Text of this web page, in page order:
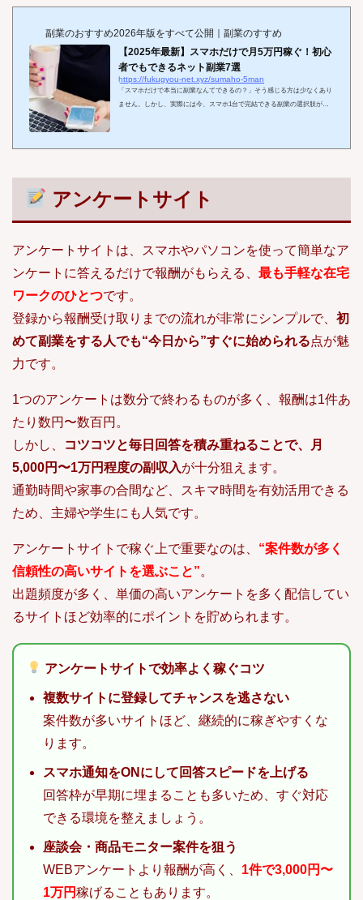
副業のおすすめ2026年版をすべて公開｜副業のすすめ
【2025年最新】スマホだけで月5万円稼ぐ！初心
者でもできるネット副業7選
https://fukugyou-net.xyz/sumaho-5man
「スマホだけで本当に副業なんてできるの？」そう感じる方は少なくあり
ません。しかし、実際には今、スマホ1台で完結できる副業の選択肢が急
アンケートサイト
アンケートサイトは、スマホやパソコンを使って簡単なア
ンケートに答えるだけで報酬がもらえる、 最も手軽な在宅
ワークのひとつです。
登録から報酬受け取りまでの流れが非常にシンプルで、 初
めて副業をする人でも“今日から”すぐに始められる点が魅
力です。
1つのアンケートは数分で終わるものが多く、報酬は1件あ
たり数円〜数百円。
しかし、
コツコツと毎日回答を積み重ねることで、月
5,000円〜1万円程度の副収入が十分狙えます。
通勤時間や家事の合間など、スキマ時間を有効活用できる
ため、主婦や学生にも人気です。
アンケートサイトで稼ぐ上で重要なのは、 “案件数が多く
信頼性の高いサイトを選ぶこと”。
出題頻度が多く、単価の高いアンケートを多く配信してい
るサイトほど効率的にポイントを貯められます。
アンケートサイトで効率よく稼ぐコツ
複数サイトに登録してチャンスを逃さない
案件数が多いサイトほど、継続的に稼ぎやすくな
ります。
スマホ通知をONにして回答スピードを上げる
回答枠が早期に埋まることも多いため、すぐ対応
できる環境を整えましょう。
座談会・商品モニター案件を狙う
WEBアンケートより報酬が高く、 1件で3,000円〜
1万円稼げることもあります。